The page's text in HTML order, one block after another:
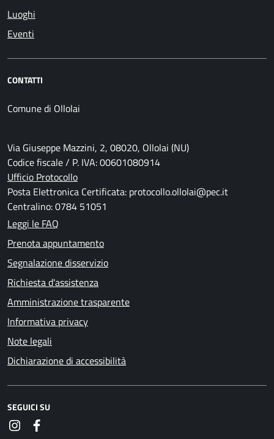
Luoghi
Eventi
CONTATTI
Comune di Ollolai
Via Giuseppe Mazzini, 2, 08020, Ollolai (NU)
Codice fiscale / P. IVA: 00601080914
Ufficio Protocollo
Posta Elettronica Certificata: protocollo.ollolai@pec.it
Centralino: 0784 51051
Leggi le FAQ
Prenota appuntamento
Segnalazione disservizio
Richiesta d'assistenza
Amministrazione trasparente
Informativa privacy
Note legali
Dichiarazione di accessibilità
SEGUICI SU
Instagram